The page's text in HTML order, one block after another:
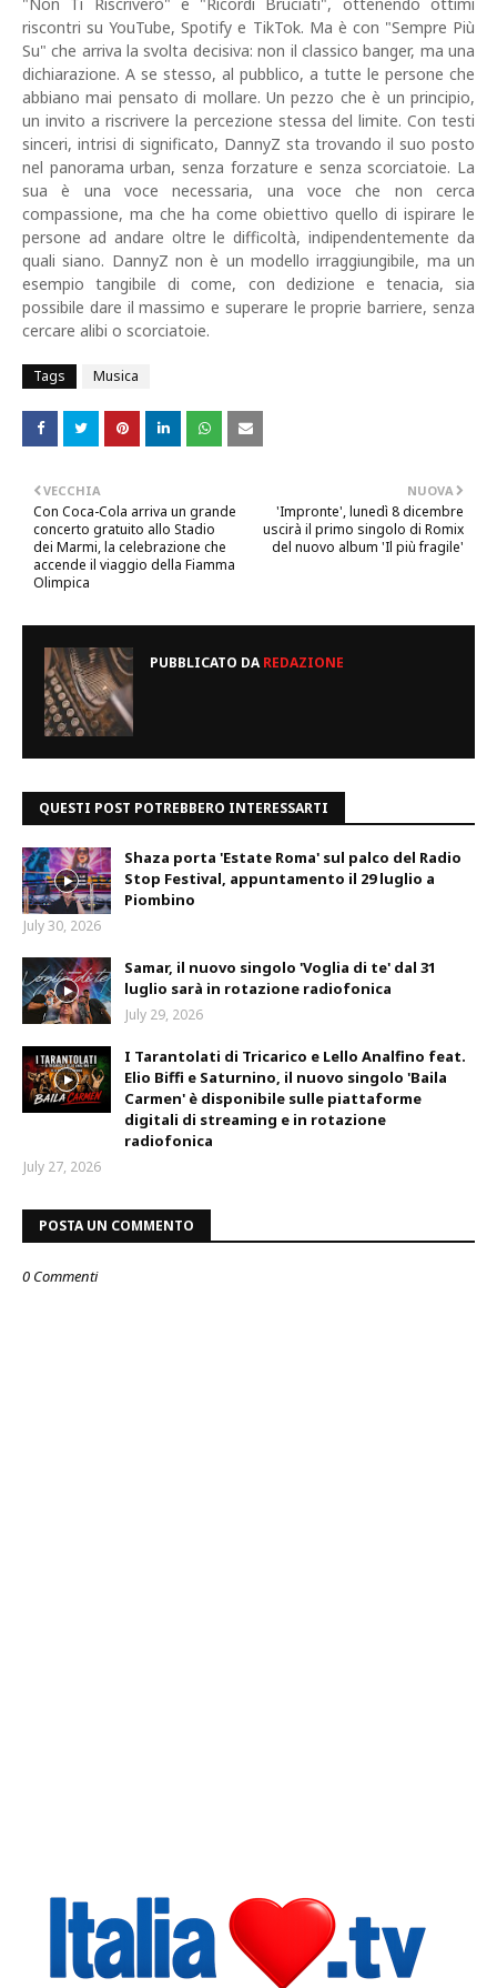
"Non Ti Riscriverò" e "Ricordi Bruciati", ottenendo ottimi
riscontri su YouTube, Spotify e TikTok. Ma è con "Sempre Più
Su" che arriva la svolta decisiva: non il classico banger, ma una
dichiarazione. A se stesso, al pubblico, a tutte le persone che
abbiano mai pensato di mollare. Un pezzo che è un principio,
un invito a riscrivere la percezione stessa del limite. Con testi
sinceri, intrisi di significato, DannyZ sta trovando il suo posto
nel panorama urban, senza forzature e senza scorciatoie. La
sua è una voce necessaria, una voce che non cerca
compassione, ma che ha come obiettivo quello di ispirare le
persone ad andare oltre le difficoltà, indipendentemente da
quali siano. DannyZ non è un modello irraggiungibile, ma un
esempio tangibile di come, con dedizione e tenacia, sia
possibile dare il massimo e superare le proprie barriere, senza
cercare alibi o scorciatoie.
Tags Musica
NUOVA
'Impronte', lunedì 8 dicembre
uscirà il primo singolo di Romix
del nuovo album 'Il più fragile'
VECCHIA
Con Coca-Cola arriva un grande
concerto gratuito allo Stadio
dei Marmi, la celebrazione che
accende il viaggio della Fiamma
Olimpica
PUBBLICATO DAREDAZIONE
QUESTI POST POTREBBERO INTERESSARTI
Shaza porta 'Estate Roma' sul palco del Radio
Stop Festival, appuntamento il 29 luglio a
Piombino
July 30, 2026
Samar, il nuovo singolo 'Voglia di te' dal 31
luglio sarà in rotazione radiofonica
July 29, 2026
I Tarantolati di Tricarico e Lello Analfino feat.
Elio Biffi e Saturnino, il nuovo singolo 'Baila
Carmen' è disponibile sulle piattaforme
digitali di streaming e in rotazione
radiofonica
July 27, 2026
POSTA UN COMMENTO
0 Commenti